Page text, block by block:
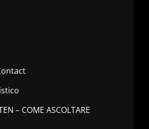
– COME ASCOLTARE